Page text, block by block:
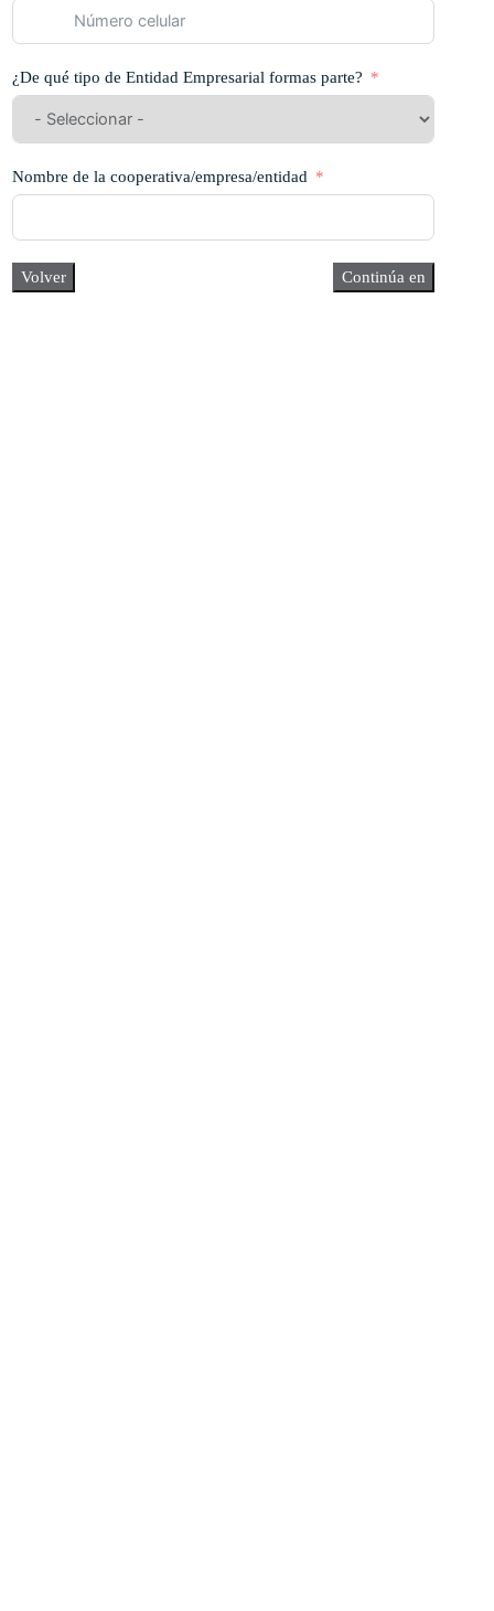
¿De qué tipo de Entidad Empresarial formas parte?
Nombre de la cooperativa/empresa/entidad
Volver Continúa en